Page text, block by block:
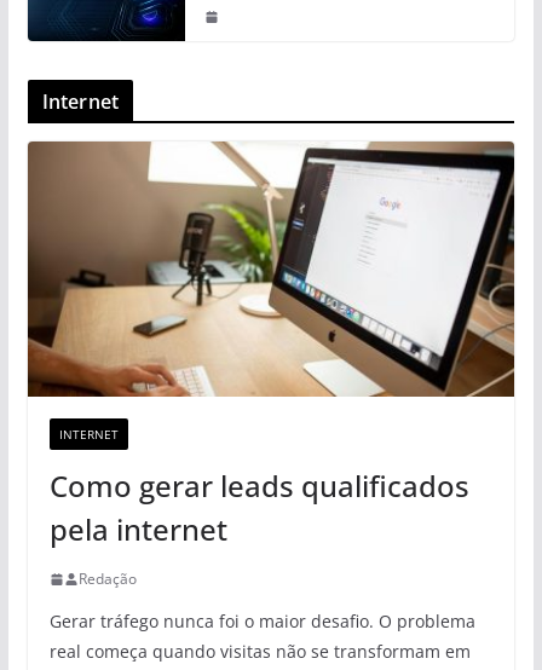
Internet
INTERNET
Como gerar leads qualificados
pela internet
Redação
Gerar tráfego nunca foi o maior desafio. O problema
real começa quando visitas não se transformam em